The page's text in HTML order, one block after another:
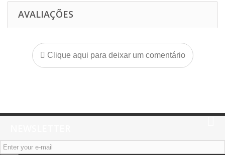
AVALIAÇÕES
Clique aqui para deixar um comentário